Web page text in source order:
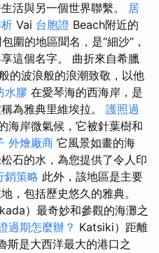
活與另一個世界聯繫。 居
Vai 台胞證 Beach附近的
圍的地區聞名，是“細沙”，
這個名字。 曲折來自希臘
的波浪般的浪潮致敬，以他
水膠 在愛琴海的西海​​岸，是
為雅典里維埃拉。 護照過
海岸微氣候，它被針葉樹和
外燴廠商 它風景如畫的海
石的水，為您提供了令人印
銷策略 此外，該地區是主要
，包括歷史悠久的雅典。
）最奇妙和參觀的海灘之
過期怎麼辦？ Katsiki）距離
斯是大西洋最大的港口之